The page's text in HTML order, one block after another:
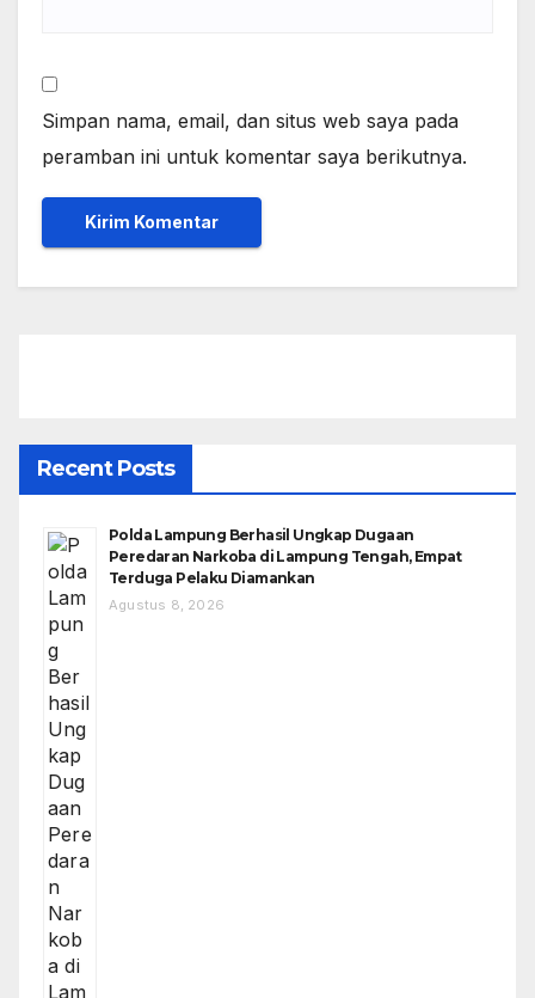
Simpan nama, email, dan situs web saya pada
peramban ini untuk komentar saya berikutnya.
Recent Posts
Polda Lampung Berhasil Ungkap Dugaan
Peredaran Narkoba di Lampung Tengah, Empat
Terduga Pelaku Diamankan
Agustus 8, 2026